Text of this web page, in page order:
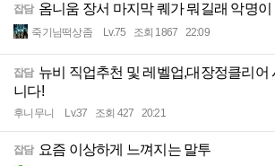
잡담 옴니움 장서 마지막 퀘가 뭐길래 악명
죽기님떡상좀 Lv.75 조회 1867 22:09
잡담 뉴비 직업추천 및 레벨업,대장정클리어
니다!
후니무니 Lv.37 조회 427 20:21
잡담 요즘 이상하게 느껴지는 말투